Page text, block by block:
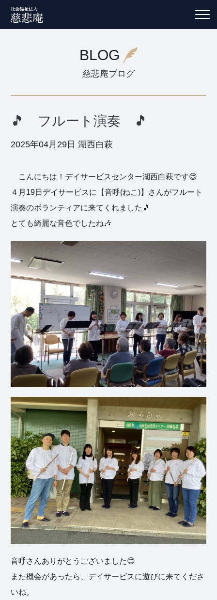
社会福祉
法人 慈悲
庵
BLOG
慈悲庵ブログ
🎵 フルート演奏 🎵
2025年04月29日 湖西白萩
こんにちは！デイサービスセンター湖西白萩です😊
４月19日デイサービスに【音呼(ねこ)】さんがフルート
演奏のボランティアに来てくれました🎵
とても綺麗な音色でしたね🎶
音呼さんありがとうございました😊
また機会があったら、デイサービスに遊びに来てくださ
いね。